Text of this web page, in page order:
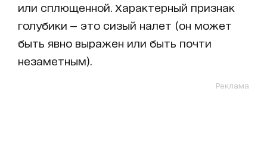
или сплющенной. Характерный признак
голубики — это сизый налет (он может
быть явно выражен или быть почти
незаметным).
Реклама